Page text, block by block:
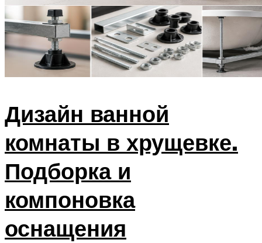
Дизайн ванной
комнаты в хрущевке.
Подборка и
компоновка
оснащения